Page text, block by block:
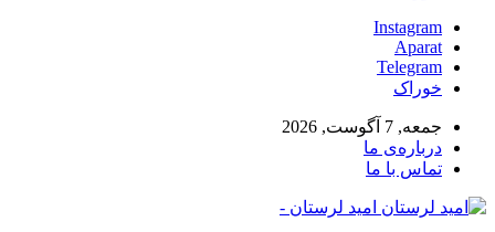
Instagram
Aparat
Telegram
خوراک
جمعه, 7 آگوست, 2026
درباره‌ی ما
تماس با ما
امید لرستان -